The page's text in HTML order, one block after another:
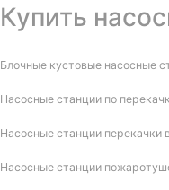
Купить
Блочные кустовые насосные
Насосные станции по
Насосные станции перекачки
Насосные станции